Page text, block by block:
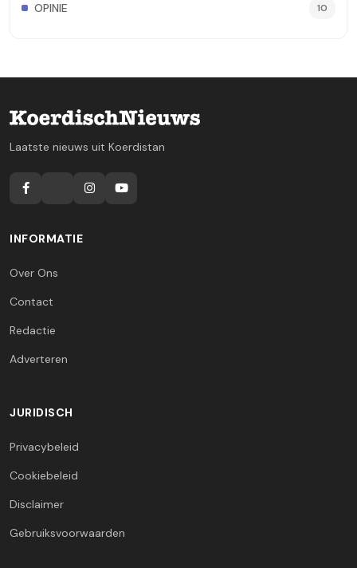
OPINIE 10
Laatste nieuws uit Koerdistan
INFORMATIE
Over Ons
Contact
Redactie
Adverteren
JURIDISCH
Privacybeleid
Cookiebeleid
Disclaimer
Gebruiksvoorwaarden